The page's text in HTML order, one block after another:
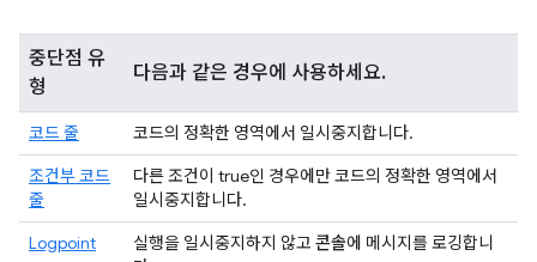
중단점 유
형
다음과 같은 경우에 사용하세요.
코드 줄
코드의 정확한 영역에서 일시중지합니다.
조건부 코드
줄
다른 조건이 true인 경우에만 코드의 정확한 영역에서
일시중지합니다.
Logpoint
실행을 일시중지하지 않고 콘솔에 메시지를 로깅합니